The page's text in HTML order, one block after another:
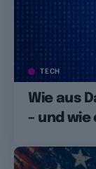
TECH
Wie aus
– und